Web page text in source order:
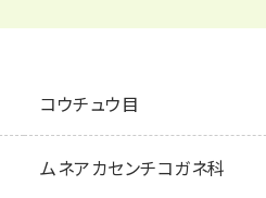
コウチュウ目
ムネアカセンチコガネ科